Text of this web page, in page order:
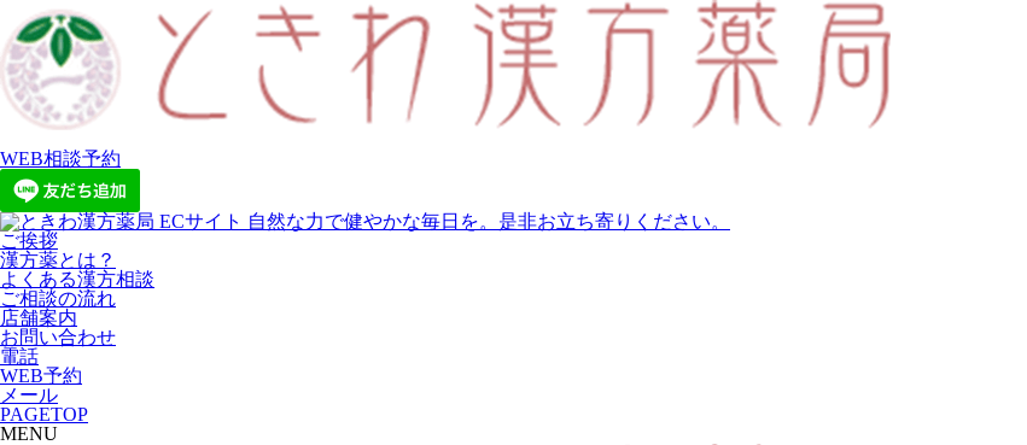
WEB相談予約
ご挨拶
漢方薬とは？
よくある漢方相談
ご相談の流れ
店舗案内
お問い合わせ
電話
WEB予約
メール
PAGETOP
MENU